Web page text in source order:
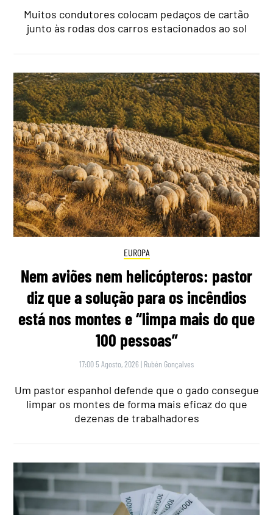
Muitos condutores colocam pedaços de cartão
junto às rodas dos carros estacionados ao sol
EUROPA
Nem aviões nem helicópteros: pastor
diz que a solução para os incêndios
está nos montes e “limpa mais do que
100 pessoas”
17:00 5 Agosto, 2026 | Rubén Gonçalves
Um pastor espanhol defende que o gado consegue
limpar os montes de forma mais eficaz do que
dezenas de trabalhadores